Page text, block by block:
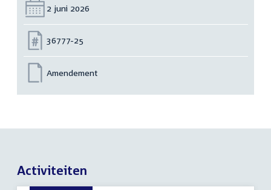
Datum:
2 juni 2026
Nummer:
36777-25
Amendement
Activiteiten